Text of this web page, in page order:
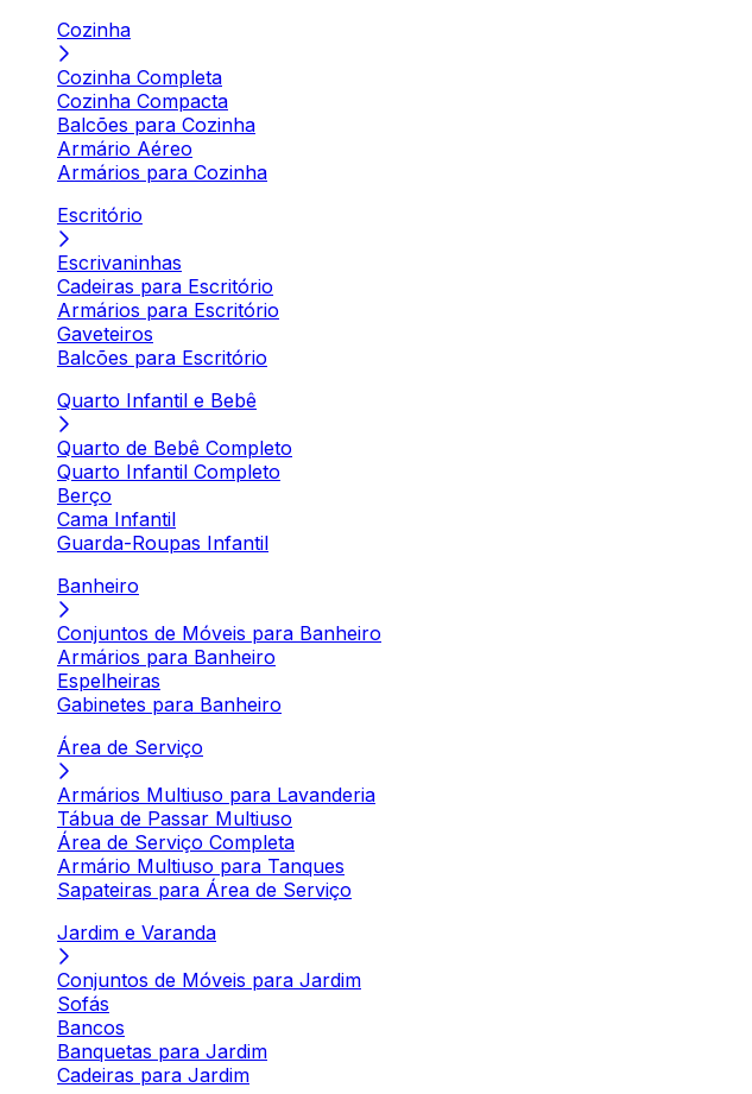
Cozinha
Cozinha Completa
Cozinha Compacta
Balcões para Cozinha
Armário Aéreo
Armários para Cozinha
Escritório
Escrivaninhas
Cadeiras para Escritório
Armários para Escritório
Gaveteiros
Balcões para Escritório
Quarto Infantil e Bebê
Quarto de Bebê Completo
Quarto Infantil Completo
Berço
Cama Infantil
Guarda-Roupas Infantil
Banheiro
Conjuntos de Móveis para Banheiro
Armários para Banheiro
Espelheiras
Gabinetes para Banheiro
Área de Serviço
Armários Multiuso para Lavanderia
Tábua de Passar Multiuso
Área de Serviço Completa
Armário Multiuso para Tanques
Sapateiras para Área de Serviço
Jardim e Varanda
Conjuntos de Móveis para Jardim
Sofás
Bancos
Banquetas para Jardim
Cadeiras para Jardim